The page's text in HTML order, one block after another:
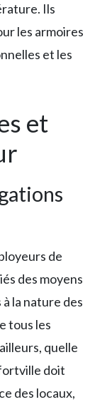
Ils
les armoires
et les
et
de
des moyens
la nature des
tous les
quelle
doit
des locaux,